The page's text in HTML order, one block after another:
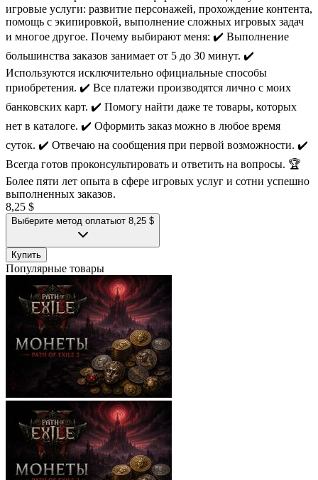
игровые услуги: развитие персонажей, прохождение контента,
помощь с экипировкой, выполнение сложных игровых задач
и многое другое. Почему выбирают меня: ✔️ Выполнение
большинства заказов занимает от 5 до 30 минут. ✔️
Используются исключительно официальные способы
приобретения. ✔️ Все платежи производятся лично с моих
банковских карт. ✔️ Помогу найти даже те товары, которых
нет в каталоге. ✔️ Оформить заказ можно в любое время
суток. ✔️ Отвечаю на сообщения при первой возможности. ✔️
Всегда готов проконсультировать и ответить на вопросы. 🏆
Более пяти лет опыта в сфере игровых услуг и сотни успешно
выполненных заказов.
8,25 $
Выберите метод оплатыот 8,25 $
Купить
Популярные товары